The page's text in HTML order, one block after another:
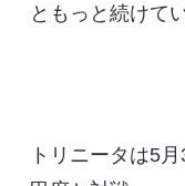
ともっと続けて
トリニータは5